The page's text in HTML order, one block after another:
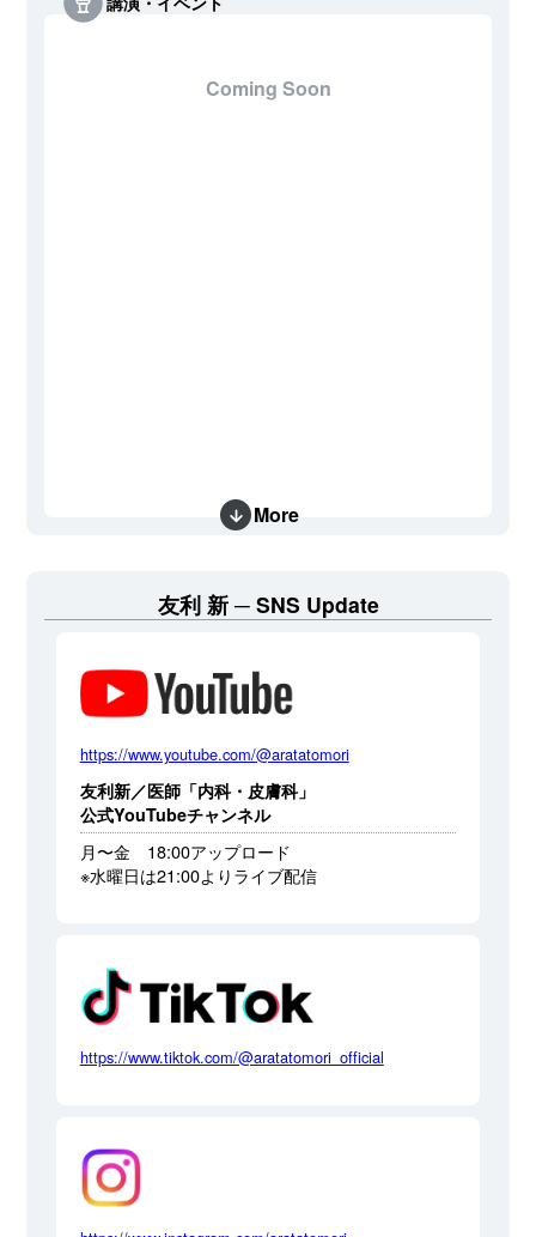
Coming Soon
More
友利 新 SNS Update
https://www.youtube.com/@aratatomori
友利新／医師「内科・皮膚科」
公式YouTubeチャンネル
月〜金 18:00アップロード
※水曜日は21:00よりライブ配信
https://www.tiktok.com/@aratatomori_official